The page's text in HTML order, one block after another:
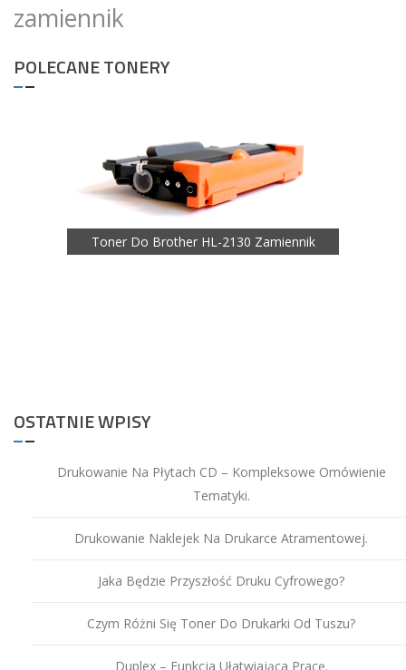
zamiennik
POLECANE TONERY
Toner Do Brother HL-2130 Zamiennik
OSTATNIE WPISY
Drukowanie Na Płytach CD – Kompleksowe Omówienie
Tematyki.
Drukowanie Naklejek Na Drukarce Atramentowej.
Jaka Będzie Przyszłość Druku Cyfrowego?
Czym Różni Się Toner Do Drukarki Od Tuszu?
Duplex – Funkcja Ułatwiająca Pracę.